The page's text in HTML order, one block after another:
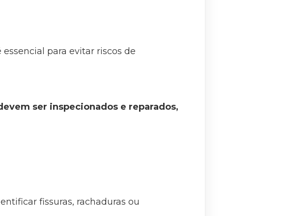
para evitar riscos de
ser inspecionados e reparados,
fissuras, rachaduras ou